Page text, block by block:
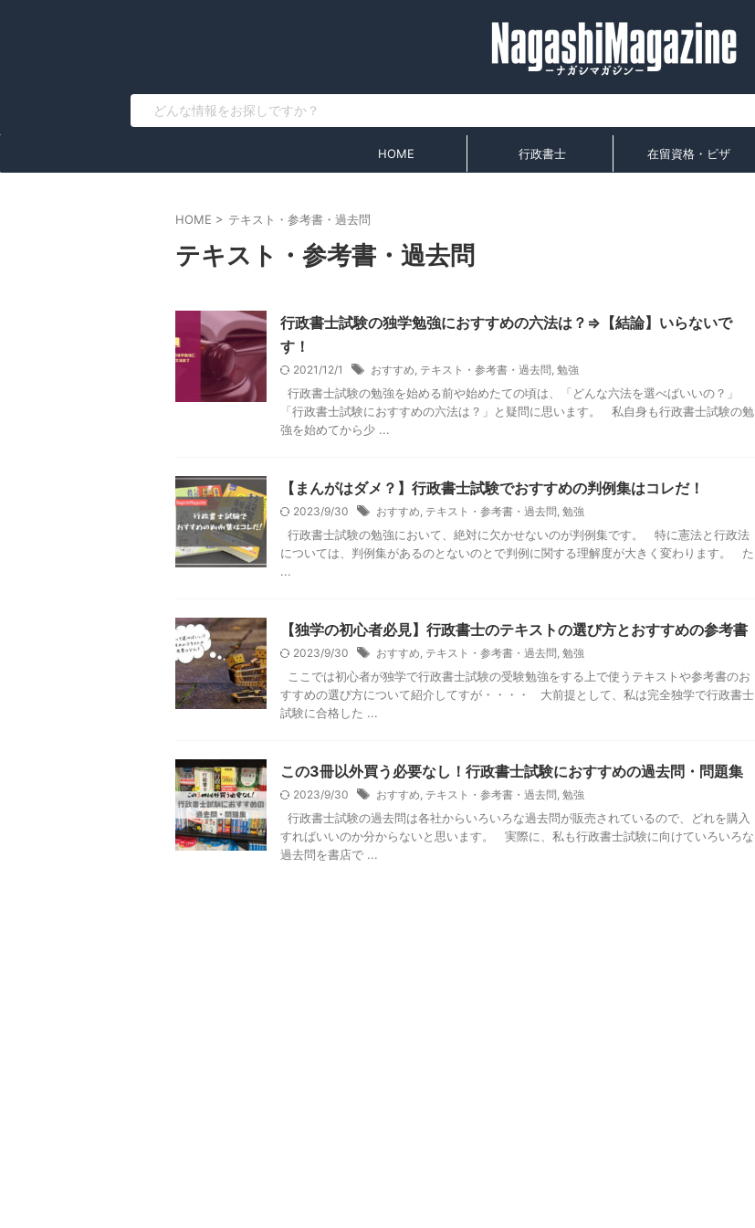
HOME 行政書士 在留資格・ビザ
HOME > テキスト・参考書・過去問
テキスト・参考書・過去問
行政書士試験の独学勉強におすすめの六法は？⇒【結論】いらないで
す！
2021/12/1 おすすめ, テキスト・参考書・過去問, 勉強
行政書士試験の勉強を始める前や始めたての頃は、「どんな六法を選べばいいの？」
「行政書士試験におすすめの六法は？」と疑問に思います。 私自身も行政書士試験の勉
強を始めてから少 ...
【まんがはダメ？】行政書士試験でおすすめの判例集はコレだ！
2023/9/30 おすすめ, テキスト・参考書・過去問, 勉強
行政書士試験の勉強において、絶対に欠かせないのが判例集です。 特に憲法と行政法
については、判例集があるのとないのとで判例に関する理解度が大きく変わります。 た
...
【独学の初心者必見】行政書士のテキストの選び方とおすすめの参考書
2023/9/30 おすすめ, テキスト・参考書・過去問, 勉強
ここでは初心者が独学で行政書士試験の受験勉強をする上で使うテキストや参考書のお
すすめの選び方について紹介してすが・・・・ 大前提として、私は完全独学で行政書士
試験に合格した ...
この3冊以外買う必要なし！行政書士試験におすすめの過去問・問題集
2023/9/30 おすすめ, テキスト・参考書・過去問, 勉強
行政書士試験の過去問は各社からいろいろな過去問が販売されているので、どれを購入
すればいいのか分からないと思います。 実際に、私も行政書士試験に向けていろいろな
過去問を書店で ...